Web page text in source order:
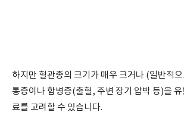
하지만 혈관종의 크기가 매우 크거나 (일반적
통증이나 합병증(출혈, 주변 장기 압박 등)을 유
료를 고려할 수 있습니다.